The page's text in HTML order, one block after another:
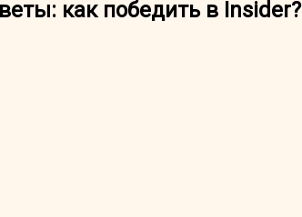
как победить в Insider?